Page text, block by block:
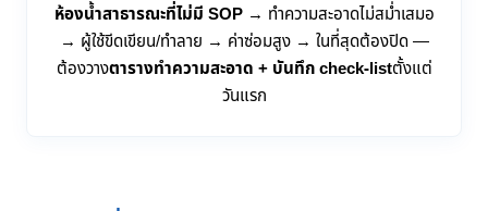
ห้องน้ำสาธารณะที่ไม่มี SOP→ ทำความสะอาดไม่สม่ำเสมอ
→ ผู้ใช้ขีดเขียน/ทำลาย → ค่าซ่อมสูง → ในที่สุดต้องปิด —
ต้องวางตารางทำความสะอาด + บันทึก check-listตั้งแต่
วันแรก